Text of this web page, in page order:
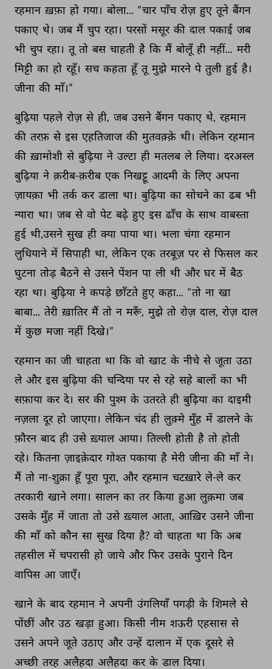
रहमान ख़फ़ा हो गया। बोला... “चार पाँच रोज़ हुए तूने बैंगन
पकाए थे। जब मैं चुप रहा। परसों मसूर की दाल पकाई जब
भी चुप रहा। तू तो बस चाहती है कि मैं बोलूँ ही नहीं... मरी
मिट्टी का हो रहूँ। सच कहता हूँ तू मुझे मारने पे तुली हुई है।
जीना की माँ।”
बुढ़िया पहले रोज़ से ही, जब उसने बैंगन पकाए थे, रहमान
की तरफ़ से इस एहतिजाज की मुतवक़्क़े थी। लेकिन रहमान
की ख़ामोशी से बुढ़िया ने उल्टा ही मतलब ले लिया। दरअस्ल
बुढ़िया ने क़रीब-क़रीब एक निखट्टू आदमी के लिए अपना
ज़ायक़ा भी तर्क कर डाला था। बुढ़िया का सोचने का ढब भी
न्यारा था। जब से वो पेट बढ़े हुए इस ढाँच के साथ वाबस्ता
हुई थी,उसने सुख ही क्या पाया था। भला चंगा रहमान
लुधियाने में सिपाही था, लेकिन एक तरबूज़ पर से फिसल कर
घुटना तोड़ बैठने से उसने पेंशन पा ली थी और घर में बैठ
रहा था। बुढ़िया ने कपड़े छाँटते हुए कहा... “तो ना खा
बाबा... तेरी ख़ातिर मैं तो न मरूँ, मुझे तो रोज़ दाल, रोज़ दाल
में कुछ मजा नहीं दिखे।”
रहमान का जी चाहता था कि वो खाट के नीचे से जूता उठा
ले और इस बुढ़िया की चन्दिया पर से रहे सहे बालों का भी
सफ़ाया कर दे। सर की पुश्म के उतरते ही बुढ़िया का दाइमी
नज़ला दूर हो जाएगा। लेकिन चंद ही लुक़्मे मुँह में डालने के
फ़ौरन बाद ही उसे ख़्याल आया। तिल्ली होती है तो होती
रहे। कितना ज़ाइक़ेदार गोश्त पकाया है मेरी जीना की माँ ने।
मैं तो ना-शुक्रा हूँ पूरा पूरा, और रहमान चटख़ारे ले-ले कर
तरकारी खाने लगा। सालन का तर किया हुआ लुक़मा जब
उसके मुँह में जाता तो उसे ख़्याल आता, आख़िर उसने जीना
की माँ को कौन सा सुख दिया है? वो चाहता था कि अब
तहसील में चपरासी हो जाये और फिर उसके पुराने दिन
वापिस आ जाएँ।
खाने के बाद रहमान ने अपनी उंगलियाँ पगड़ी के शिमले से
पोंछीं और उठ खड़ा हुआ। किसी नीम शऊरी एहसास से
उसने अपने जूते उठाए और उन्हें दालान में एक दूसरे से
अच्छी तरह अलैहदा अलैहदा कर के डाल दिया।